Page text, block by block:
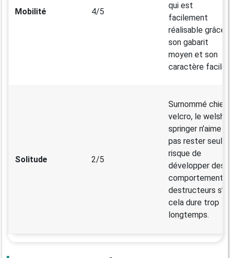
Mobilité 4/5
qui est
facilement
réalisable grâce
son gabarit
moyen et son
caractère facile.
Solitude 2/5
Surnommé chien
velcro, le welsh
springer n’aime
pas rester seul
risque de
développer des
comportements
destructeurs s’il
cela dure trop
longtemps.